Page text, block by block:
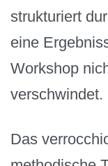
strukturiert
eine
Workshop
verschwindet.
Das